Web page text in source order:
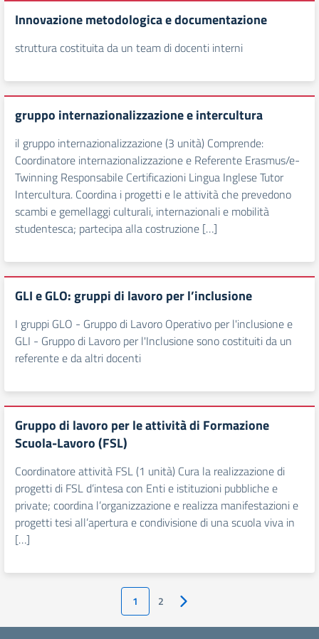
Innovazione metodologica e documentazione
struttura costituita da un team di docenti interni
gruppo internazionalizzazione e intercultura
il gruppo internazionalizzazione (3 unità) Comprende:
Coordinatore internazionalizzazione e Referente Erasmus/e-
Twinning Responsabile Certificazioni Lingua Inglese Tutor
Intercultura. Coordina i progetti e le attività che prevedono
scambi e gemellaggi culturali, internazionali e mobilità
studentesca; partecipa alla costruzione […]
GLI e GLO: gruppi di lavoro per l’inclusione
I gruppi GLO - Gruppo di Lavoro Operativo per l'inclusione e
GLI - Gruppo di Lavoro per l'Inclusione sono costituiti da un
referente e da altri docenti
Gruppo di lavoro per le attività di Formazione
Scuola-Lavoro (FSL)
Coordinatore attività FSL (1 unità) Cura la realizzazione di
progetti di FSL d’intesa con Enti e istituzioni pubbliche e
private; coordina l’organizzazione e realizza manifestazioni e
progetti tesi all’apertura e condivisione di una scuola viva in
[…]
1 2 Pagina successiva